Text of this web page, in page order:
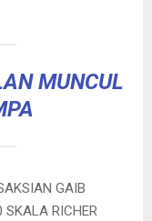
MUNCUL
GAIB
SKALA RICHER